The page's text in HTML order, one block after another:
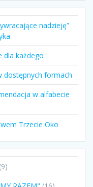
nadzieję”
dla każdego
dostępnych formach
w alfabecie
Trzecie Oko
99
produktów
16